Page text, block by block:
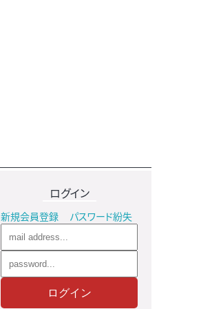
ログイン
新規会員登録 パスワード紛失
ログイン